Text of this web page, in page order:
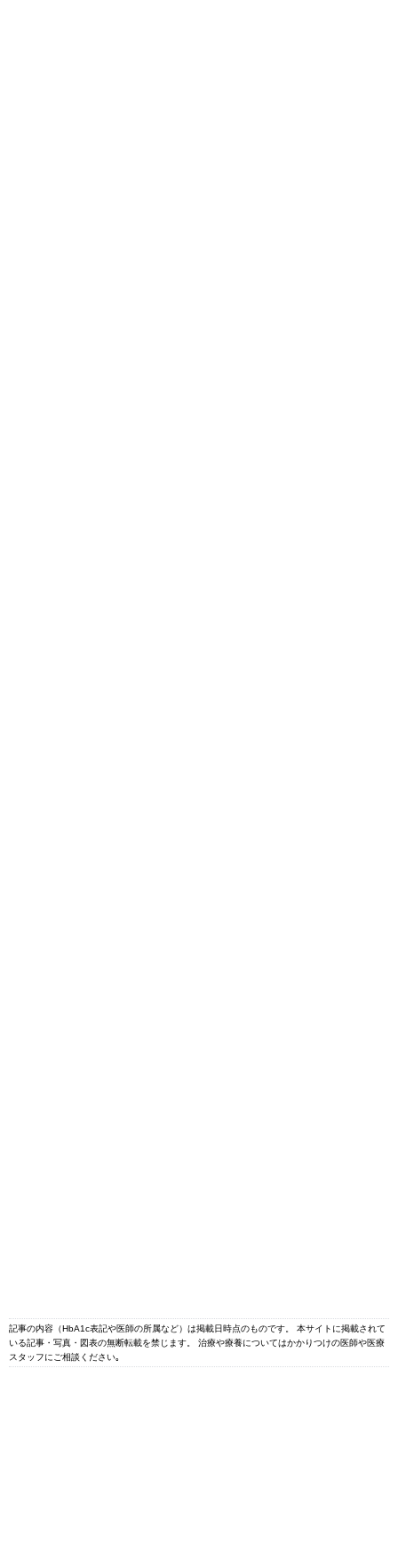
記事の内容（HbA1c表記や医師の所属など）は掲載日時点のものです。 本サイトに掲載されて
いる記事・写真・図表の無断転載を禁じます。 治療や療養についてはかかりつけの医師や医療
スタッフにご相談ください｡